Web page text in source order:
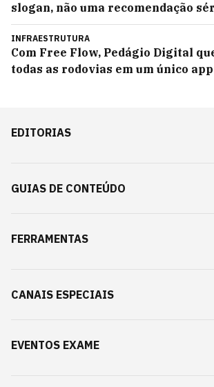
slogan, não uma recomendação
INFRAESTRUTURA
Com Free Flow, Pedágio Digital
todas as rodovias em um único app
EDITORIAS
GUIAS DE CONTEÚDO
FERRAMENTAS
CANAIS ESPECIAIS
EVENTOS EXAME